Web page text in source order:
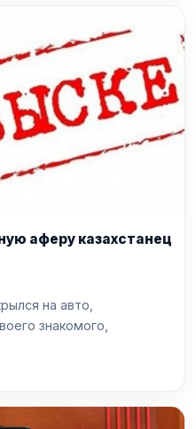
аферу казахстанец
на авто,
знакомого,